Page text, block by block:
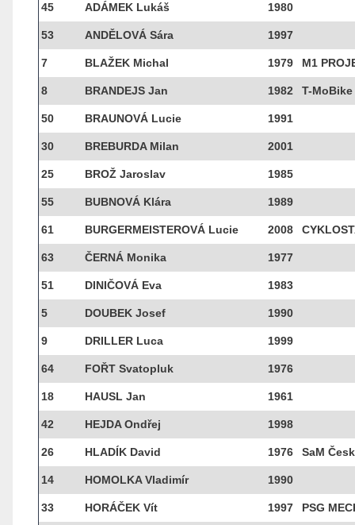
45 ADÁMEK Lukáš 1980
53 ANDĚLOVÁ Sára 1997
7 BLAŽEK Michal 1979 M1
8 BRANDEJS Jan 1982 T-MoBike
50 BRAUNOVÁ Lucie 1991
30 BREBURDA Milan 2001
25 BROŽ Jaroslav 1985
55 BUBNOVÁ Klára 1989
61 BURGERMEISTEROVÁ Lucie 2008
63 ČERNÁ Monika 1977
51 DINIČOVÁ Eva 1983
5 DOUBEK Josef 1990
9 DRILLER Luca 1999
64 FOŘT Svatopluk 1976
18 HAUSL Jan 1961
42 HEJDA Ondřej 1998
26 HLADÍK David 1976 SaM
14 HOMOLKA Vladimír 1990
33 HORÁČEK Vít 1997 PSG